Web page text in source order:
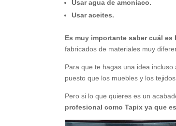
Usar agua de amoniaco.
Usar aceites.
Es muy importante saber cuál
fabricados de materiales muy
Para que te hagas una idea
puesto que los muebles y los
Pero si lo que quieres es un
profesional como Tapix ya que